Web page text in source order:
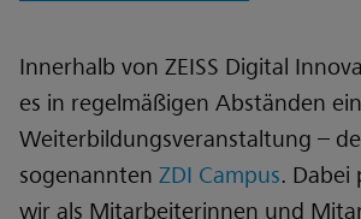
Innerhalb von ZEISS Digital
es in regelmäßigen Abständen
Weiterbildungsveranstaltung –
sogenannten ZDI Campus. Dabei
wir als Mitarbeiterinnen und